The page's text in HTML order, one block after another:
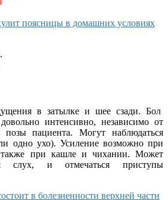
поясницы в домашних условиях
в затылке и шее сзади. Бол
интенсивно, независимо от
пациента. Могут наблюдаться
одно ухо). Усиление возможно при
также при кашле и чихании. Может
слух, и отмечаться приступы